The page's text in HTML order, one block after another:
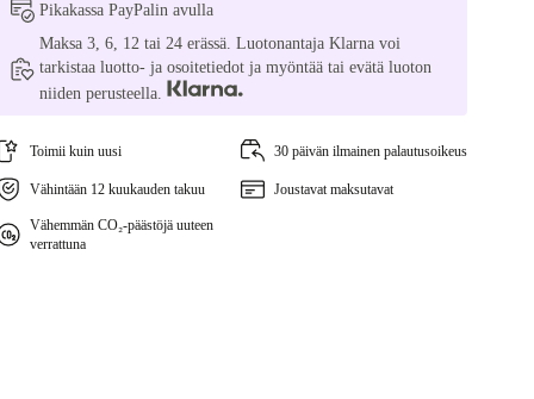
Pikakassa PayPalin avulla
Maksa 3, 6, 12 tai 24 erässä. Luotonantaja Klarna voi
tarkistaa luotto- ja osoitetiedot ja myöntää tai evätä luoton
niiden perusteella.
Toimii kuin uusi 30 päivän ilmainen palautusoikeus
Vähintään 12 kuukauden takuu Joustavat maksutavat
Vähemmän CO₂-päästöjä uuteen
verrattuna